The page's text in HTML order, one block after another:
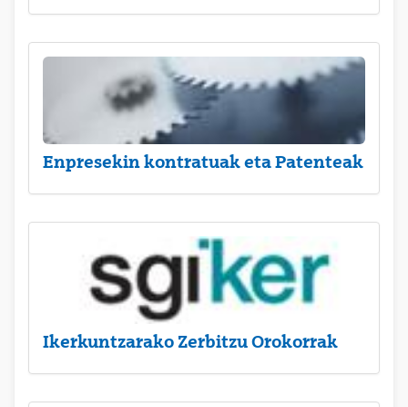
Enpresekin kontratuak eta Patenteak
Ikerkuntzarako Zerbitzu Orokorrak